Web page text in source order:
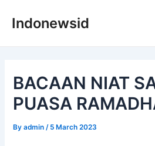
Indonewsid
BACAAN NIAT
PUASA
Byadmin / 5 March 2023